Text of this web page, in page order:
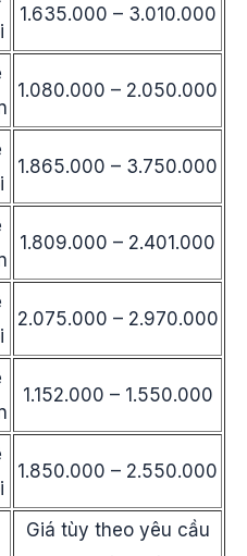
1.635.000 – 3.010.000
1.080.000 – 2.050.000
1.865.000 – 3.750.000
1.809.000 – 2.401.000
2.075.000 – 2.970.000
1.152.000 – 1.550.000
1.850.000 – 2.550.000
Giá tùy theo yêu cầu